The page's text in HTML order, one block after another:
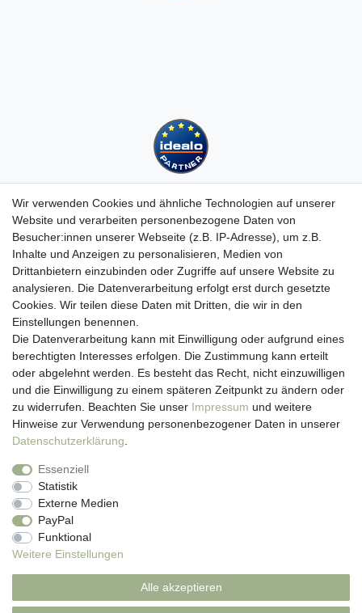
Kundenservice
Hotline: 07452 - 847 162 0
Kontakt
Anmelden
Registrieren
Newsletter
Versand & Lieferung
Zahlungsarten
viasalutis
Mehr zu viasalutis
Beratungscenter Haut
News
Beliebte Produkte (Top 20)
Wir verwenden Cookies und ähnliche Technologien auf unserer
Website und verarbeiten personenbezogene Daten von
Besucher:innen unserer Webseite (z.B. IP-Adresse), um z.B.
Inhalte und Anzeigen zu personalisieren, Medien von
Drittanbietern einzubinden oder Zugriffe auf unsere Website zu
analysieren. Die Datenverarbeitung erfolgt erst durch gesetzte
Cookies. Wir teilen diese Daten mit Dritten, die wir in den
Einstellungen benennen.
Die Datenverarbeitung kann mit Einwilligung oder aufgrund eines
berechtigten Interesses erfolgen. Die Zustimmung kann erteilt
oder abgelehnt werden. Es besteht das Recht, nicht einzuwilligen
und die Einwilligung zu einem späteren Zeitpunkt zu ändern oder
zu widerrufen. Beachten Sie unser Impressum und weitere
Hinweise zur Verwendung personenbezogener Daten in unserer
Daten­schutz­erklärung
Essenziell
Statistik
Externe Medien
PayPal
Funktional
Weitere Einstellungen
Alle akzeptieren
Impressum
Widerrufs­recht Kontakt